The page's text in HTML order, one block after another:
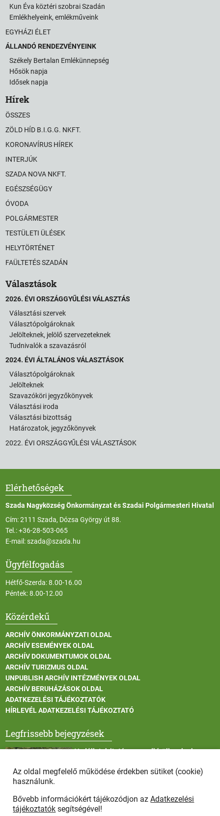
Kun Éva köztéri szobrai Szadán
Emlékhelyeink, emlékműveink
EGYHÁZI ÉLET
ÁLLANDÓ RENDEZVÉNYEINK
Székely Bertalan Emlékünnepség
Hősök napja
Idősek napja
Hírek
ÖSSZES
ZÖLD HÍD B.I.G.G. NKFT.
KORONAVÍRUS HÍREK
INTERJÚK
SZADA NOVA NKFT.
EGÉSZSÉGÜGY
ÓVODA
POLGÁRMESTER
TESTÜLETI ÜLÉSEK
HELYTÖRTÉNET
FAÜLTETÉS SZADÁN
Választások
2026. ÉVI ORSZÁGGYŰLÉSI VÁLASZTÁS
Választási szervek
Választópolgároknak
Jelölteknek, jelölő szervezeteknek
Tudnivalók a szavazásról
2024. ÉVI ÁLTALÁNOS VÁLASZTÁSOK
Választópolgároknak
Jelölteknek
Szavazóköri jegyzőkönyvek
Választási iroda
Választási bizottság
Határozatok, jegyzőkönyvek
2022. ÉVI ORSZÁGGYŰLÉSI VÁLASZTÁSOK
Elérhetőségek
Szada Nagyközség Önkormányzat és Szadai Polgármesteri Hivatal
Cím: 2111 Szada, Dózsa György út 88.
Tel.:+36-28-503-065
E-mail:szada@szada.hu
Ügyfélfogadás
Hétfő-Szerda: 8.00-16.00
Péntek: 8.00-12.00
Közérdekű
ARCHÍV ÖNKORMÁNYZATI OLDAL
ARCHÍV ESEMÉNYEK OLDAL
ARCHÍV DOKUMENTUMOK OLDAL
ARCHÍV TURIZMUS OLDAL
UNPUBLISH ARCHÍV INTÉZMÉNYEK OLDAL
ARCHÍV BERUHÁZÁSOK OLDAL
ADATKEZELÉSI TÁJÉKOZTATÓK
HÍRLEVÉL ADATKEZELÉSI TÁJÉKOZTATÓ
Legfrissebb bejegyzések
Vadállatok itatása a rendkívüli melegben
Afrikai sertéspestis - kérések a lakosság felé
Az oldal megfelelő működése érdekben sütiket (cookie)
használunk.
Bővebb információkért tájékozódjon azAdatkezelési
tájékoztatók segítségével!